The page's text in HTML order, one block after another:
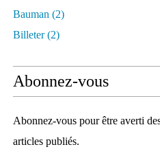
Bauman (2)
Billeter(2)
Abonnez-vous
Abonnez-vous pour être averti
articles publiés.